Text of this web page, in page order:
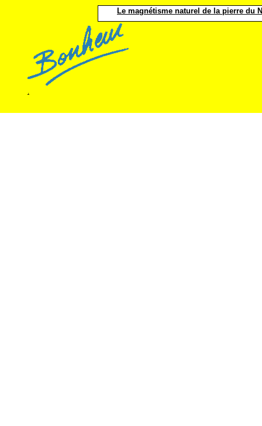
Le magnétisme naturel de la pierre du
.